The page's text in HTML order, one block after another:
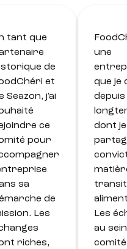
tant que
de
et
Seazon, j'ai
ce
pour
sa
de
Les
riches,
une
que je
depuis
dont je
Les
au